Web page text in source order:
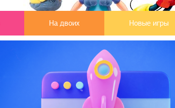
На двоих Новые игры